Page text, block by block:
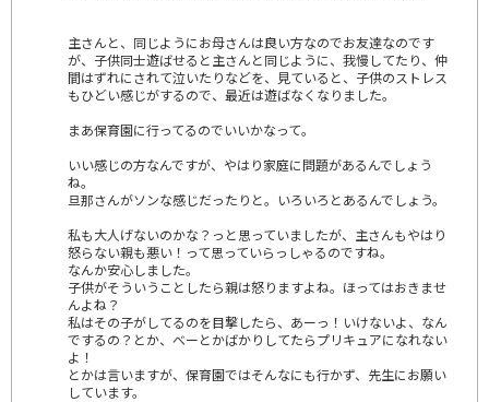
主さんと、同じようにお母さんは良い方なのでお友達なのです
が、子供同士遊ばせると主さんと同じように、我慢してたり、仲
間はずれにされて泣いたりなどを、見ていると、子供のストレス
もひどい感じがするので、最近は遊ばなくなりました。
まあ保育園に行ってるのでいいかなって。
いい感じの方なんですが、やはり家庭に問題があるんでしょう
ね。
旦那さんがソンな感じだったりと。いろいろとあるんでしょう。
私も大人げないのかな？っと思っていましたが、主さんもやはり
怒らない親も悪い！って思っていらっしゃるのですね。
なんか安心しました。
子供がそういうことしたら親は怒りますよね。ほってはおきませ
んよね？
私はその子がしてるのを目撃したら、あーっ！いけないよ、なん
でするの？とか、べーとかばかりしてたらプリキュアになれない
よ！
とかは言いますが、保育園ではそんなにも行かず、先生にお願い
しています。